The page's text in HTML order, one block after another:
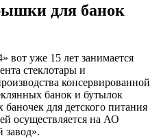
для банок
вот уже 15 лет занимается
стеклотары и
консервированной
банок и бутылок
баночек для детского питания
осуществляется на АО